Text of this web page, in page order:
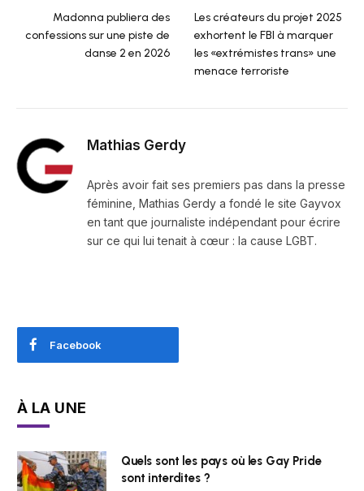
Madonna publiera des
confessions sur une piste de
danse 2 en 2026
Les créateurs du projet 2025
exhortent le FBI à marquer
les «extrémistes trans» une
menace terroriste
Mathias Gerdy
Après avoir fait ses premiers pas dans la presse
féminine, Mathias Gerdy a fondé le site Gayvox
en tant que journaliste indépendant pour écrire
sur ce qui lui tenait à cœur : la cause LGBT.
Facebook
À LA UNE
Quels sont les pays où les Gay Pride
sont interdites ?